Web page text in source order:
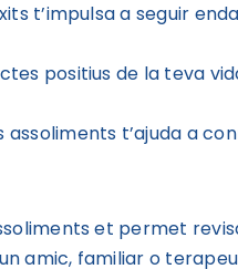
t’impulsa a seguir
positius de la teva
t’ajuda a
et permet
amic, familiar o